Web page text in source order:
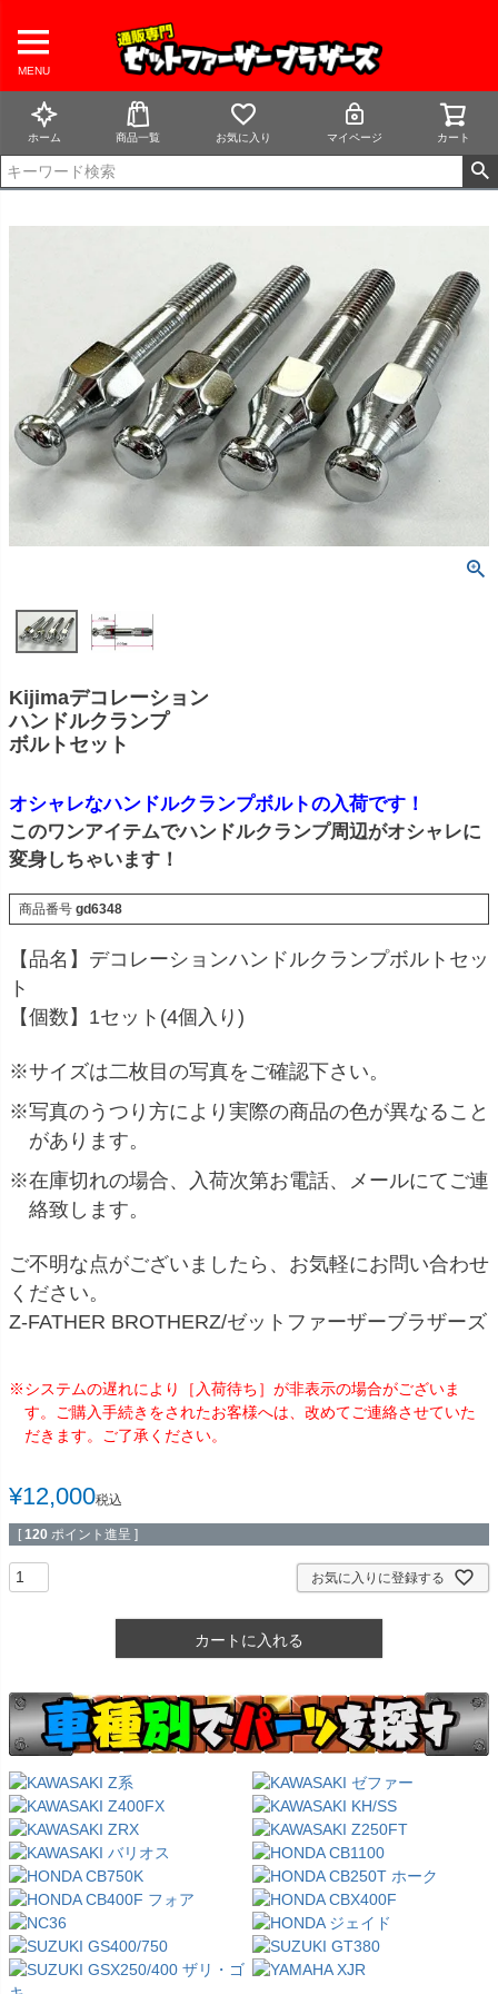
MENU
ホーム 商品一覧 お気に入り マイページ カート
Kijimaデコレーション
ハンドルクランプ
ボルトセット
オシャレなハンドルクランプボルトの入荷です！
このワンアイテムでハンドルクランプ周辺がオシャレに
変身しちゃいます！
商品番号 gd6348
【品名】デコレーションハンドルクランプボルトセッ
ト
【個数】1セット(4個入り)
※サイズは二枚目の写真をご確認下さい。
※写真のうつり方により実際の商品の色が異なること
があります。
※在庫切れの場合、入荷次第お電話、メールにてご連
絡致します。
ご不明な点がございましたら、お気軽にお問い合わせ
ください。
Z-FATHER BROTHERZ/ゼットファーザーブラザーズ
※システムの遅れにより［入荷待ち］が非表示の場合がございま
す。ご購入手続きをされたお客様へは、改めてご連絡させていた
だきます。ご了承ください。
¥12,000税込
[ 120 ポイント進呈 ]
お気に入りに登録する
カートに入れる